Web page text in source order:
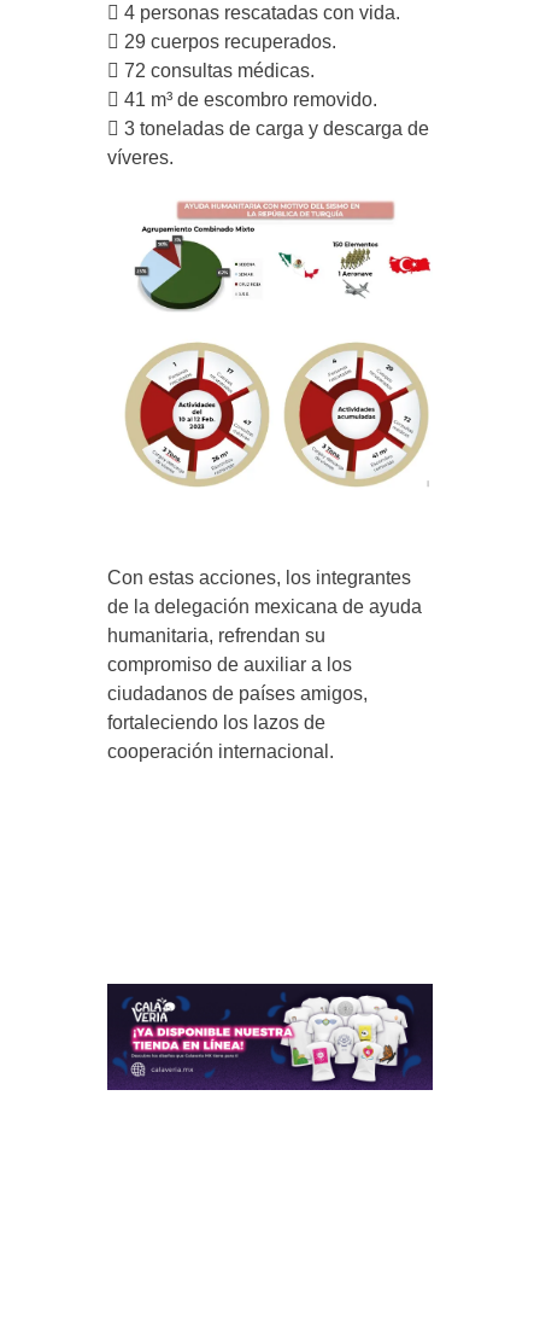
 4 personas rescatadas con vida.
 29 cuerpos recuperados.
 72 consultas médicas.
 41 m³ de escombro removido.
 3 toneladas de carga y descarga de
víveres.
Con estas acciones, los integrantes
de la delegación mexicana de ayuda
humanitaria, refrendan su
compromiso de auxiliar a los
ciudadanos de países amigos,
fortaleciendo los lazos de
cooperación internacional.